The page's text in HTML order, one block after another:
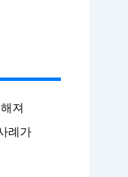
져
례가